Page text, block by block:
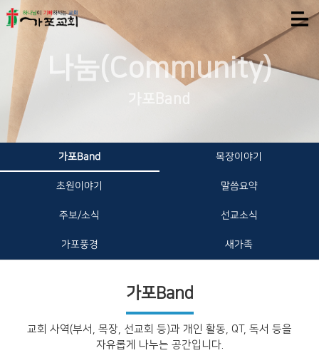
나눔(Community)
가포Band
가포Band 목장이야기
초원이야기 말씀요약
주보/소식 선교소식
가포풍경 새가족
가포Band
교회 사역(부서, 목장, 선교회 등)과 개인 활동, QT, 독서 등을
자유롭게 나누는 공간입니다.